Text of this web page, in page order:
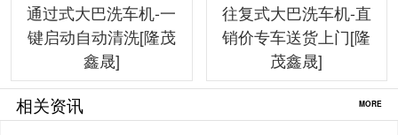
通过式大巴洗车机-一
键启动自动清洗[隆茂
鑫晟]
往复式大巴洗车机-直
销价专车送货上门[隆
茂鑫晟]
相关资讯 MORE